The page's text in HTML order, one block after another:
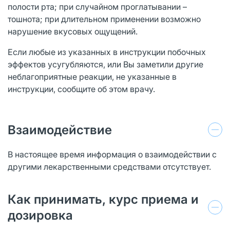
полости рта; при случайном проглатывании –
тошнота; при длительном применении возможно
нарушение вкусовых ощущений.
Если любые из указанных в инструкции побочных
эффектов усугубляются, или Вы заметили другие
неблагоприятные реакции, не указанные в
инструкции, сообщите об этом врачу.
Взаимодействие
В настоящее время информация о взаимодействии с
другими лекарственными средствами отсутствует.
Как принимать, курс приема и
дозировка